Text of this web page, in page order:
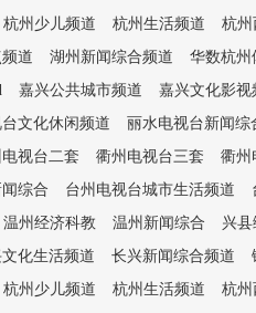
杭州少儿频道 杭州生活频道
杭州
道 湖州新闻综合频道
华数杭州
嘉兴公共城市频道
嘉兴文化影视
文化休闲频道
丽水电视台新闻综
视台二套 衢州电视台三套
衢州
综合 台州电视台城市生活频道
温州经济科教 温州新闻综合
兴
化生活频道 长兴新闻综合频道
杭州少儿频道 杭州生活频道
杭州